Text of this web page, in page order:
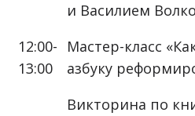
и Василием
12:00-
13:00
Мастер-класс
азбуку
Викторина по